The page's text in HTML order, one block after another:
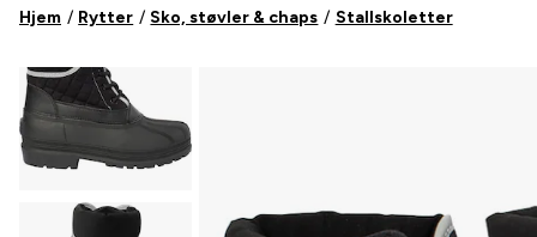
Hjem Rytter Sko, støvler & chaps Stallskoletter